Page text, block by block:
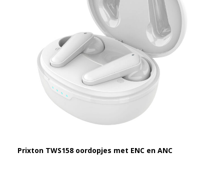
Prixton TWS158 oordopjes met ENC en ANC